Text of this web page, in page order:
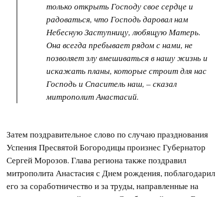
только открыть Господу свое сердце и
радоваться, что Господь даровал нам
Небесную Заступницу, любящую Матерь.
Она всегда пребывает рядом с нами, не
позволяет злу вмешиваться в нашу жизнь и
искажать планы, которые строит для нас
Господь и Спаситель наш, – сказал
митрополит Анастасий.
Затем поздравительное слово по случаю празднования
Успения Пресвятой Богородицы произнес Губернатор
Сергей Морозов. Глава региона также поздравил
митрополита Анастасия с Днем рождения, поблагодарил
его за соработничество и за труды, направленные на